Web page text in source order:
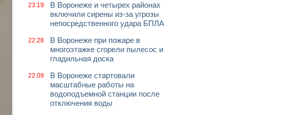
23:19
В Воронеже и четырех районах
включили сирены из-за угрозы
непосредственного удара БПЛА
22:28
В Воронеже при пожаре в
многоэтажке сгорели пылесос и
гладильная доска
22:09
В Воронеже стартовали
масштабные работы на
водоподъемной станции после
отключения воды